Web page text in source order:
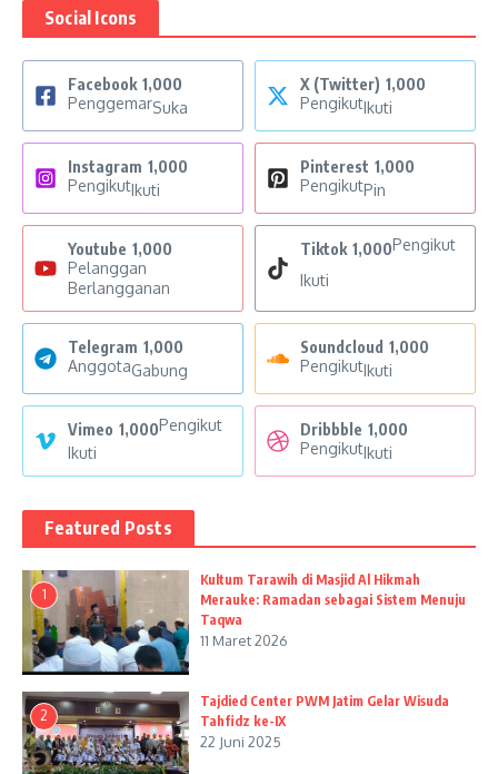
Social Icons
Facebook 1,000
PenggemarSuka
X (Twitter) 1,000
PengikutIkuti
Instagram 1,000
PengikutIkuti
Pinterest 1,000
PengikutPin
Youtube 1,000
Pelanggan
Berlangganan
Tiktok 1,000Pengikut
Ikuti
Telegram 1,000
AnggotaGabung
Soundcloud 1,000
PengikutIkuti
Vimeo 1,000Pengikut
Ikuti
Dribbble 1,000
PengikutIkuti
Featured Posts
1
Kultum Tarawih di Masjid Al Hikmah
Merauke: Ramadan sebagai Sistem Menuju
Taqwa
11 Maret 2026
2
Tajdied Center PWM Jatim Gelar Wisuda
Tahfidz ke-IX
22 Juni 2025